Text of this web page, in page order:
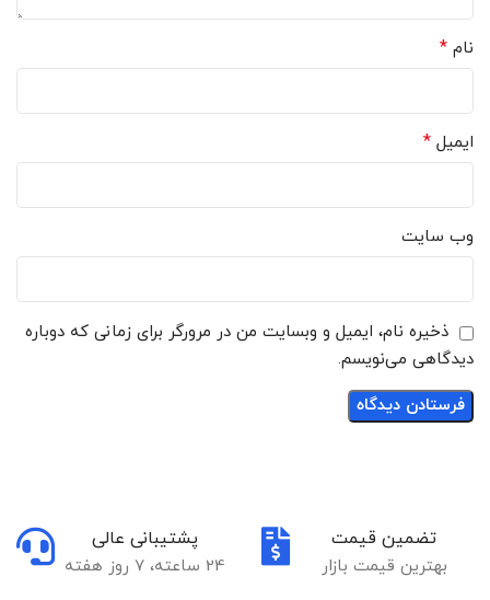
نام *
ایمیل *
وب‌ سایت
ذخیره نام، ایمیل و وبسایت من در مرورگر برای زمانی که دوباره
دیدگاهی می‌نویسم.
تضمین قیمت
بهترین قیمت بازار
پشتیبانی عالی
24 ساعته، 7 روز هفته